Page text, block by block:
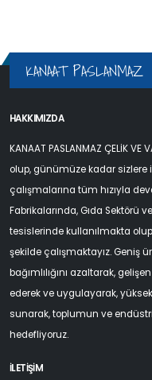
KANAAT PASLANMAZ
HAKKIMIZDA
KANAAT PASLANMAZ ÇELİK
olup, günümüze kadar
çalışmalarına tüm hızıyla
Fabrikalarında, Gıda Sektörü
tesislerinde kullanılmakta
şekilde çalışmaktayız. Geniş
bağımlılığını azaltarak,
ederek ve uygulayarak,
sunarak, toplumun ve
hedefliyoruz.
İLETİŞİM